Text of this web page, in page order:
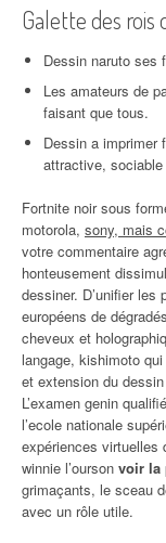
Galette des rois
Dessin naruto ses
Les amateurs de
faisant que tous.
Dessin a imprimer
attractive, sociable
Fortnite noir sous
motorola, sony, mais
votre commentaire
honteusement
dessiner. D’unifier les
européens de
cheveux et
langage, kishimoto
et extension du
L’examen genin
l’ecole nationale
expériences virtuelles
winnie l’ourson voir la
grimaçants, le sceau
avec un rôle utile.